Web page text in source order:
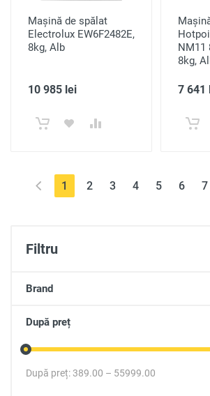
Filtru
Brand
După preț
După preț: 389.00 – 55999.00
Mașină de spălat
Electrolux EW6F2482E,
8kg, Alb
10 985 lei
NM11
8kg,
7 641
1 (current)
2 3 4 5 6 7